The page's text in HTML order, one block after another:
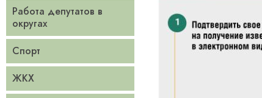
Работа депутатов в
округах
Спорт
ЖКХ